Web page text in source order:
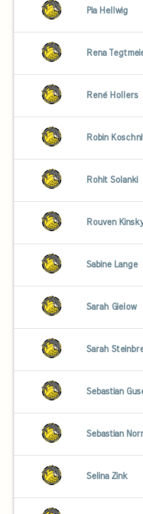
Pia Hellwig
Rena
René Hollers
Robin
Rohit Solanki
Rouven
Sabine Lange
Sarah Gielow
Sarah
Sebastian
Sebastian
Selina Zink